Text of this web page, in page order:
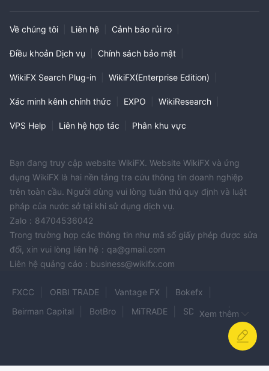
Về chúng tôi Liên hệ Cảnh báo rủi ro
Điều khoản Dịch vụ Chính sách bảo mật
WikiFX Search Plug-in WikiFX(Enterprise Edition)
Xác minh kênh chính thức EXPO WikiResearch
VPS Help Liên hệ hợp tác Phân khu vực
Bạn đang truy cập website WikiFX. Website WikiFX và ứng
dụng WikiFX là hai nền tảng tra cứu thông tin doanh nghiệp
trên toàn cầu. Người dùng vui lòng tuân thủ quy định và luật
pháp của nước sở tại khi sử dụng dịch vụ.
Zalo：84704536042
Trong trường hợp các thông tin như mã số giấy phép được sửa
đổi, xin vui lòng liên hệ：qa@gmail.com
Liên hệ quảng cáo：business@wikifx.com
FXCC ORBI TRADE Vantage FX
Bokefx
Beirman Capital
BotBro MiTRADE
SDstar FX
EXTREDE
MeeFX Cryptoxtrades
Xem thêm